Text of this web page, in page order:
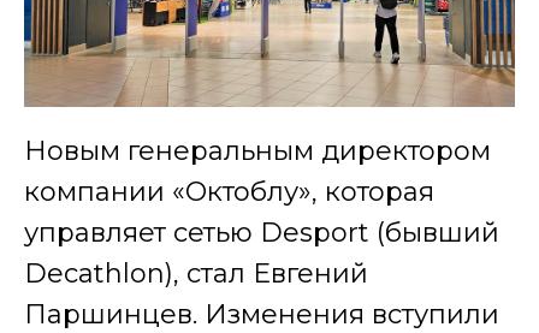
Новым генеральным директором
компании «Октоблу», которая
управляет сетью Desport (бывший
Decathlon), стал Евгений
Паршинцев. Изменения вступили